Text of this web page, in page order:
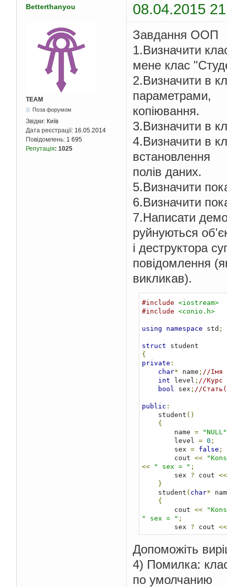
Betterthanyou 08.04.2015
TEAM
Поза форумом
Звідки: Київ
Дата реєстрації: 16.05.2014
Повідомлень: 1 695
Репутація: 1025
Завдання ООП
1.Визначити
мене клас
2.Визначити в
параметрами,
копіювання.
3.Визначити в
4.Визначити в
встановлення
полів даних.
5.Визначити
6.Визначити
7.Написати
руйнуються
і деструктора
повідомлення
викликав).
#include <iostream>
#include <conio.h>
using namespace std ;
struct
{
private :
char* name ; //Імя
int level ; //Курс
bool sex ; //
public :
    student
()
{
        name
= "NULL"
        level
= 0 ;
        sex
= false ;
        cout
<<
<<
" sex = " ;
        sex
? cout <<
}
    student
( char*
{
        cout
<<
" sex = " ;
        sex
? cout <<
}
    student
{
        cout
<<
}
Допоможіть
4) Помилка:
по умолчанию